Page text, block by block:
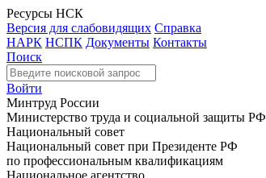
Ресурсы НСК
Версия для слабовидящих Справка
НАРК НСПК Документы Контакты
Поиск
Войти
Минтруд России
Министерство труда и социальной защиты РФ
Национальный совет
Национальный совет при Президенте РФ
по профессиональным квалификациям
Национальное агентство